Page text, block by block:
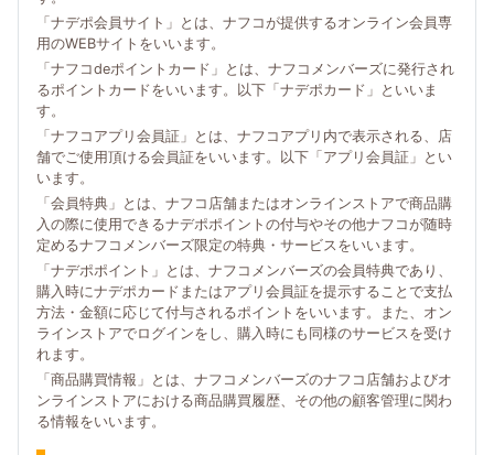
「ナデポ会員サイト」とは、ナフコが提供するオンライン会員専
用のWEBサイトをいいます。
「ナフコdeポイントカード」とは、ナフコメンバーズに発行され
るポイントカードをいいます。以下「ナデポカード」といいま
す。
「ナフコアプリ会員証」とは、ナフコアプリ内で表示される、店
舗でご使用頂ける会員証をいいます。以下「アプリ会員証」とい
います。
「会員特典」とは、ナフコ店舗またはオンラインストアで商品購
入の際に使用できるナデポポイントの付与やその他ナフコが随時
定めるナフコメンバーズ限定の特典・サービスをいいます。
「ナデポポイント」とは、ナフコメンバーズの会員特典であり、
購入時にナデポカードまたはアプリ会員証を提示することで支払
方法・金額に応じて付与されるポイントをいいます。また、オン
ラインストアでログインをし、購入時にも同様のサービスを受け
れます。
「商品購買情報」とは、ナフコメンバーズのナフコ店舗およびオ
ンラインストアにおける商品購買履歴、その他の顧客管理に関わ
る情報をいいます。